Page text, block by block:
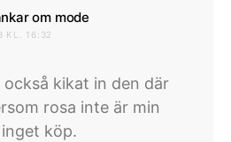
om mode
KL. 16:32
kikat in den där
rosa inte är min
köp.